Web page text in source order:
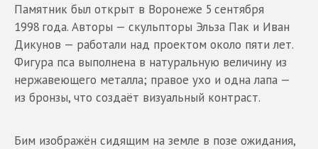
Памятник был открыт в Воронеже 5 сентября
1998 года. Авторы — скульпторы Эльза Пак и Иван
Дикунов — работали над проектом около пяти лет.
Фигура пса выполнена в натуральную величину из
нержавеющего металла; правое ухо и одна лапа —
из бронзы, что создаёт визуальный контраст.
Бим изображён сидящим на земле в позе ожидания,